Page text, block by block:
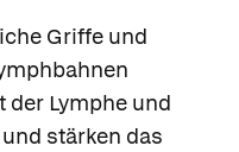
Griffe und
Lymphe und
stärken das